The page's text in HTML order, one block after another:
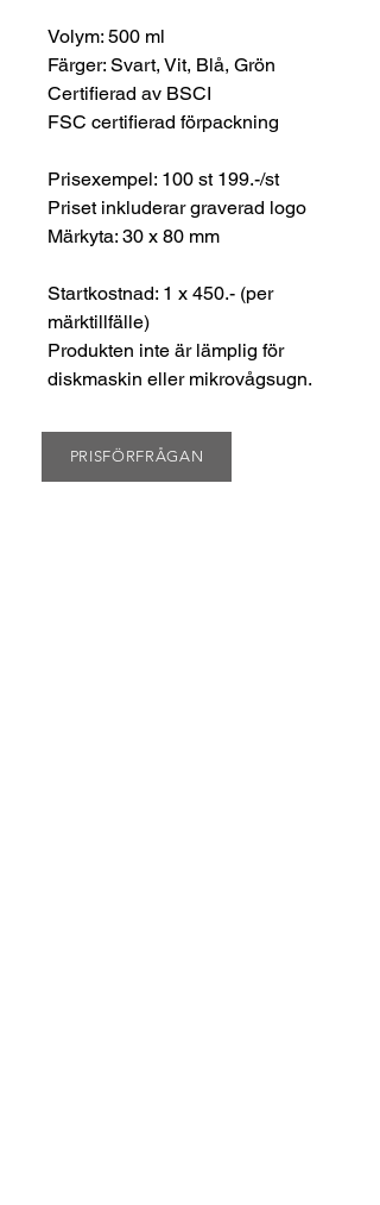
Volym: 500 ml
Färger: Svart, Vit, Blå, Grön
Certifierad av BSCI
FSC certifierad förpackning
Prisexempel: 100 st 199.-/st
Priset inkluderar graverad logo
Märkyta: 30 x 80 mm
Startkostnad: 1 x 450.- (per
märktillfälle)
Produkten inte är lämplig för
diskmaskin eller mikrovågsugn.
PRISFÖRFRÅGAN